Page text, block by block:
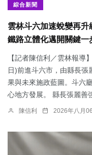
綜合新聞
雲林斗六加速蛻變再
鐵路立體化邁開關鍵一
【記者陳信利／雲林報導
日)前進斗六市，由縣長
果與未來施政藍圖。斗六
心地方發展。 縣長張麗善
陳信利 2026年八月